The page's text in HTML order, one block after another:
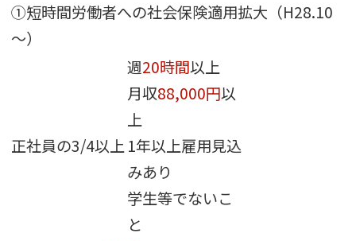
①短時間労働者への社会保険適用拡大 （H28.10
～）
正社員の3/4以上
週20時間以上
月収88,000円以
上
1年以上雇用見込
みあり
学生等でないこ
と